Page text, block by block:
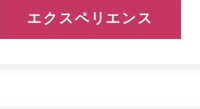
エクスペリエンス